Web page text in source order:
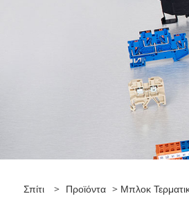
Σπίτι > Προϊόντα > Μπλοκ